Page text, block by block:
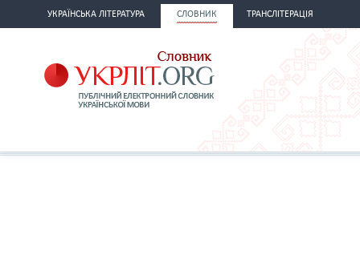
УКРАЇНСЬКА ЛІТЕРАТУРА СЛОВНИК ТРАНСЛІТЕРАЦІЯ